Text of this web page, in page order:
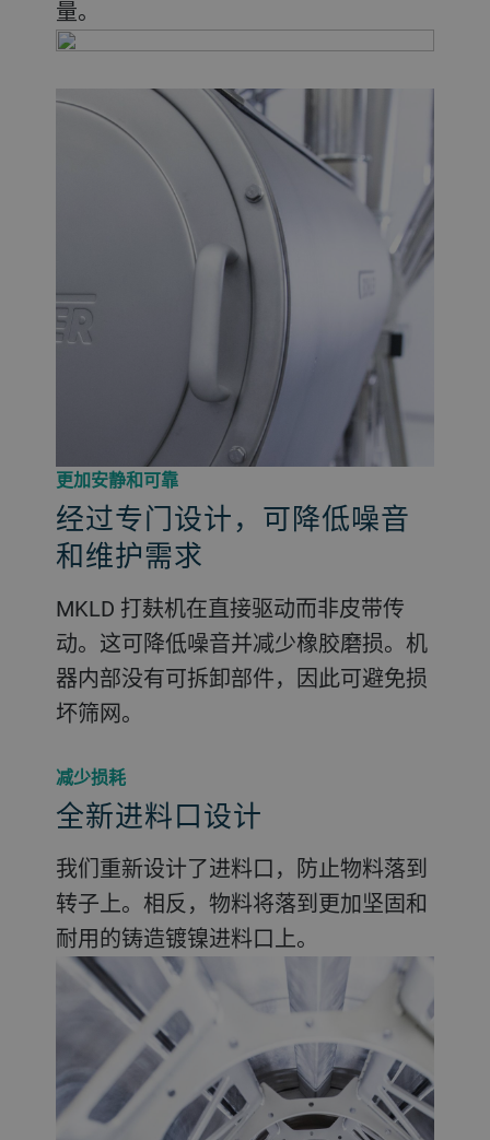
量。
更加安静和可靠
经过专门设计，可降低噪音
和维护需求
MKLD 打麸机在直接驱动而非皮带传
动。这可降低噪音并减少橡胶磨损。机
器内部没有可拆卸部件，因此可避免损
坏筛网。
减少损耗
全新进料口设计
我们重新设计了进料口，防止物料落到
转子上。相反，物料将落到更加坚固和
耐用的铸造镀镍进料口上。